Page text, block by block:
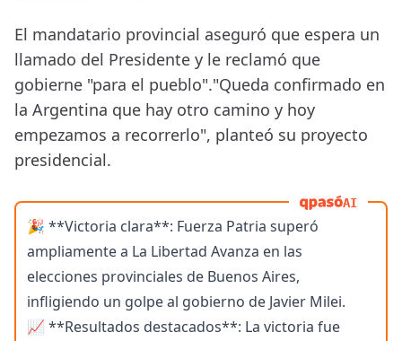
El mandatario provincial aseguró que espera un
llamado del Presidente y le reclamó que
gobierne "para el pueblo"."Queda confirmado en
la Argentina que hay otro camino y hoy
empezamos a recorrerlo", planteó su proyecto
presidencial.
AI
🎉 **Victoria clara**: Fuerza Patria superó
ampliamente a La Libertad Avanza en las
elecciones provinciales de Buenos Aires,
infligiendo un golpe al gobierno de Javier Milei.
📈 **Resultados destacados**: La victoria fue